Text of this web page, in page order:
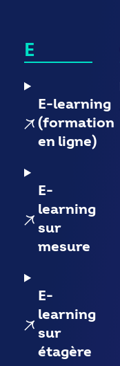
E
E-learning
(formation
en ligne)
E-
learning
sur
mesure
E-
learning
sur
étagère